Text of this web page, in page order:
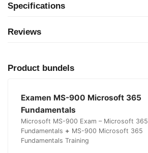
Specifications
Reviews
Product bundels
Examen MS-900 Microsoft 365
Fundamentals
Microsoft MS-900 Exam – Microsoft 365
Fundamentals + MS-900 Microsoft 365
Fundamentals Training